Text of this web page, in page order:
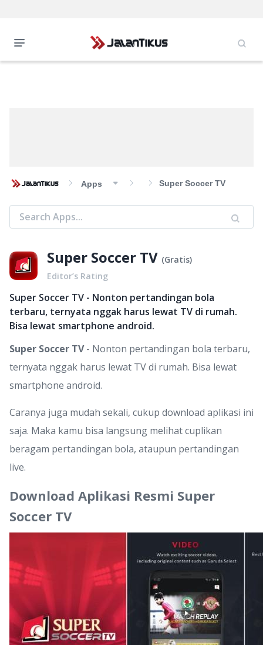
Apps Super Soccer TV
Super Soccer TV (Gratis)
Editor’s Rating
Super Soccer TV - Nonton pertandingan bola
terbaru, ternyata nggak harus lewat TV di rumah.
Bisa lewat smartphone android.
Super Soccer TV- Nonton pertandingan bola terbaru,
ternyata nggak harus lewat TV di rumah. Bisa lewat
smartphone android.
Caranya juga mudah sekali, cukup download aplikasi ini
saja. Maka kamu bisa langsung melihat cuplikan
beragam pertandingan bola, ataupun pertandingan
live.
Download Aplikasi Resmi Super
Soccer TV